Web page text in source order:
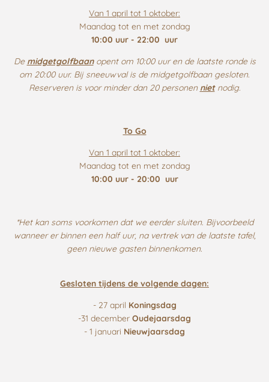
Van 1 april tot 1 oktober:
Maandag tot en met zondag
10:00 uur - 22:00 uur
De midgetgolfbaanopent om 10:00 uur en de laatste ronde is
om 20:00 uur. Bij sneeuwval is de midgetgolfbaan gesloten.
Reserveren is voor minder dan 20 personen nietnodig.
To Go
Van 1 april tot 1 oktober:
Maandag tot en met zondag
10:00 uur - 20:00 uur
*Het kan soms voorkomen dat we eerder sluiten. Bijvoorbeeld
wanneer er binnen een half uur, na vertrek van de laatste tafel,
geen nieuwe gasten binnenkomen.
Gesloten tijdens de volgende dagen:
- 27 april Koningsdag
-31 december Oudejaarsdag
- 1 januari Nieuwjaarsdag